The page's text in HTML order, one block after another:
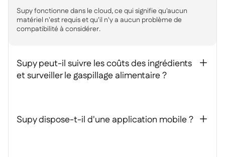
Supy fonctionne dans le cloud, ce qui signifie qu'aucun
matériel n'est requis et qu'il n'y a aucun problème de
compatibilité à considérer.
Supy peut-il suivre les coûts des ingrédients
et surveiller le gaspillage alimentaire ?
+
Supy dispose-t-il d'une application mobile ? +